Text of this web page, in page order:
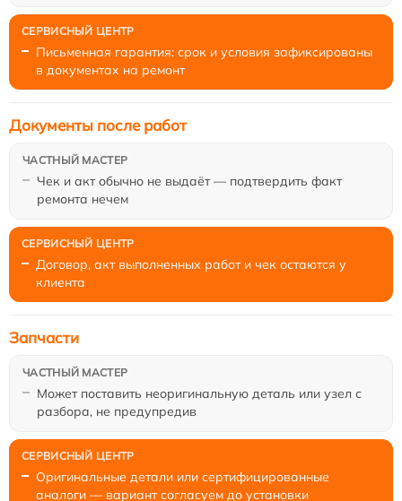
Письменная гарантия: срок и условия зафиксированы
в документах на ремонт
Чек и акт обычно не выдаёт — подтвердить факт
ремонта нечем
Документы после работ
Договор, акт выполненных работ и чек остаются у
клиента
Может поставить неоригинальную деталь или узел с
разбора, не предупредив
Запчасти
Оригинальные детали или сертифицированные
аналоги — вариант согласуем до установки